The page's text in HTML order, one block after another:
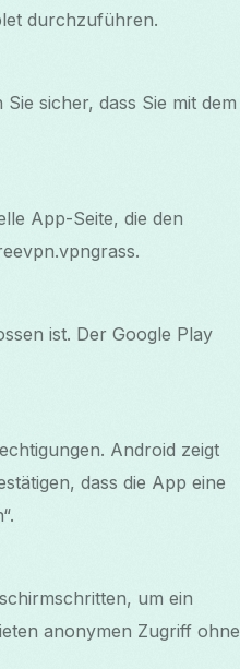
durchzuführen.
sicher, dass Sie mit dem
App-Seite, die den
ist. Der Google Play
Android zeigt
dass die App eine
um ein
anonymen Zugriff ohne